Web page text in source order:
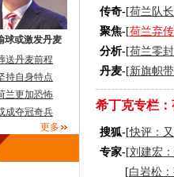
球或激发丹麦
送丹麦前程
持自身特点
兰更加恐怖
成夺冠奇兵
更多
传奇-[荷兰队
聚焦-[荷兰弃
分析-[荷兰零
丹麦-[新旗帜
希丁克专栏
搜狐-[快评：
专家-[刘建宏
[白岩松